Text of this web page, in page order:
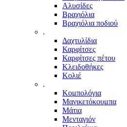
Αλυσίδες
Βραχιόλια
Βραχιόλια ποδιού
.
Δαχτυλίδια
Καρφίτσες
Καρφίτσες πέτου
Κλειδοθήκες
Κολιέ
.
Κομπολόγια
Μανικετόκουμπα
Μάτια
Μενταγιόν